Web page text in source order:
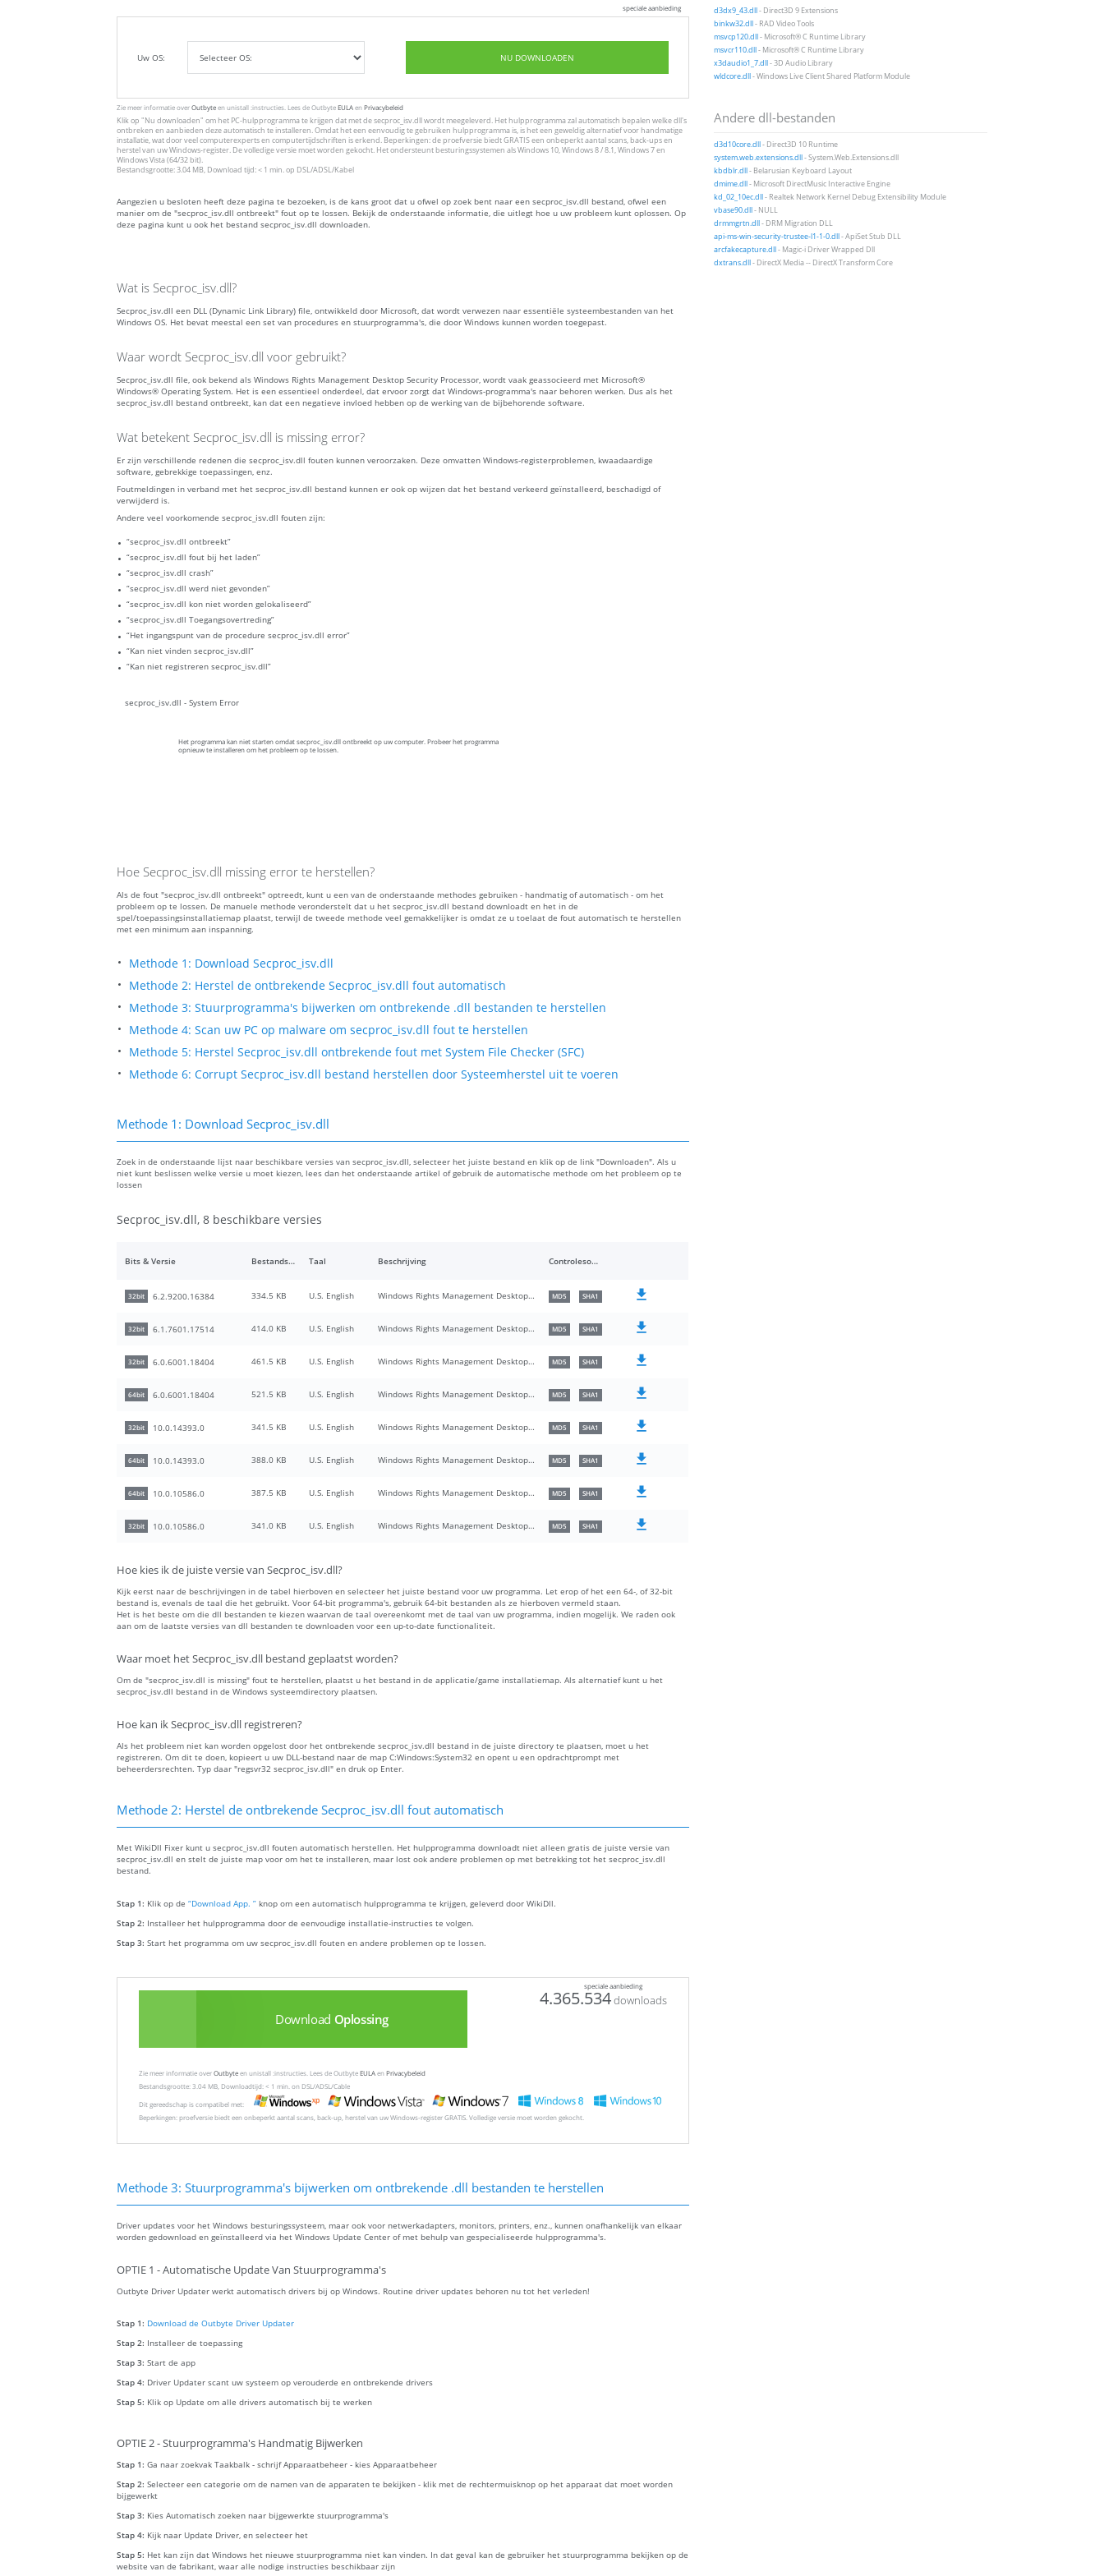
speciale aanbieding
Uw OS: NU DOWNLOADEN
Zie meer informatie overOutbyteen unistall :instructies. Lees de OutbyteEULAenPrivacybeleid
Klik op "Nu downloaden" om het PC-hulpprogramma te krijgen dat met de secproc_isv.dll wordt meegeleverd. Het hulpprogramma zal automatisch bepalen welke dll's
ontbreken en aanbieden deze automatisch te installeren. Omdat het een eenvoudig te gebruiken hulpprogramma is, is het een geweldig alternatief voor handmatige
installatie, wat door veel computerexperts en computertijdschriften is erkend. Beperkingen: de proefversie biedt GRATIS een onbeperkt aantal scans, back-ups en
herstel van uw Windows-register. De volledige versie moet worden gekocht. Het ondersteunt besturingssystemen als Windows 10, Windows 8 / 8.1, Windows 7 en
Windows Vista (64/32 bit).
Bestandsgrootte: 3.04 MB, Download tijd: < 1 min. op DSL/ADSL/Kabel
Aangezien u besloten heeft deze pagina te bezoeken, is de kans groot dat u ofwel op zoek bent naar een secproc_isv.dll bestand, ofwel een
manier om de "secproc_isv.dll ontbreekt" fout op te lossen. Bekijk de onderstaande informatie, die uitlegt hoe u uw probleem kunt oplossen. Op
deze pagina kunt u ook het bestand secproc_isv.dll downloaden.
Wat is Secproc_isv.dll?
Secproc_isv.dll een DLL (Dynamic Link Library) file, ontwikkeld door Microsoft, dat wordt verwezen naar essentiële systeembestanden van het
Windows OS. Het bevat meestal een set van procedures en stuurprogramma's, die door Windows kunnen worden toegepast.
Waar wordt Secproc_isv.dll voor gebruikt?
Secproc_isv.dll file, ook bekend als Windows Rights Management Desktop Security Processor, wordt vaak geassocieerd met Microsoft®
Windows® Operating System. Het is een essentieel onderdeel, dat ervoor zorgt dat Windows-programma's naar behoren werken. Dus als het
secproc_isv.dll bestand ontbreekt, kan dat een negatieve invloed hebben op de werking van de bijbehorende software.
Wat betekent Secproc_isv.dll is missing error?
Er zijn verschillende redenen die secproc_isv.dll fouten kunnen veroorzaken. Deze omvatten Windows-registerproblemen, kwaadaardige
software, gebrekkige toepassingen, enz.
Foutmeldingen in verband met het secproc_isv.dll bestand kunnen er ook op wijzen dat het bestand verkeerd geïnstalleerd, beschadigd of
verwijderd is.
Andere veel voorkomende secproc_isv.dll fouten zijn:
“secproc_isv.dll ontbreekt”
“secproc_isv.dll fout bij het laden”
“secproc_isv.dll crash”
“secproc_isv.dll werd niet gevonden”
“secproc_isv.dll kon niet worden gelokaliseerd”
“secproc_isv.dll Toegangsovertreding”
“Het ingangspunt van de procedure secproc_isv.dll error”
“Kan niet vinden secproc_isv.dll”
“Kan niet registreren secproc_isv.dll”
secproc_isv.dll - System Error
Het programma kan niet starten omdat secproc_isv.dll ontbreekt op uw computer. Probeer het programma
opnieuw te installeren om het probleem op te lossen.
Hoe Secproc_isv.dll missing error te herstellen?
Als de fout "secproc_isv.dll ontbreekt" optreedt, kunt u een van de onderstaande methodes gebruiken - handmatig of automatisch - om het
probleem op te lossen. De manuele methode veronderstelt dat u het secproc_isv.dll bestand downloadt en het in de
spel/toepassingsinstallatiemap plaatst, terwijl de tweede methode veel gemakkelijker is omdat ze u toelaat de fout automatisch te herstellen
met een minimum aan inspanning.
Methode 1: Download Secproc_isv.dll
Methode 2: Herstel de ontbrekende Secproc_isv.dll fout automatisch
Methode 3: Stuurprogramma's bijwerken om ontbrekende .dll bestanden te herstellen
Methode 4: Scan uw PC op malware om secproc_isv.dll fout te herstellen
Methode 5: Herstel Secproc_isv.dll ontbrekende fout met System File Checker (SFC)
Methode 6: Corrupt Secproc_isv.dll bestand herstellen door Systeemherstel uit te voeren
Methode 1: Download Secproc_isv.dll
Zoek in de onderstaande lijst naar beschikbare versies van secproc_isv.dll, selecteer het juiste bestand en klik op de link "Downloaden". Als u
niet kunt beslissen welke versie u moet kiezen, lees dan het onderstaande artikel of gebruik de automatische methode om het probleem op te
lossen
Secproc_isv.dll, 8 beschikbare versies
Bits & Versie Bestandsgrootte Taal Beschrijving Controlesommen
32bit 6.2.9200.16384 334.5 KB U.S. English Windows Rights Management Desktop Security Processor MD5 SHA1
32bit 6.1.7601.17514 414.0 KB U.S. English Windows Rights Management Desktop Security Processor MD5 SHA1
32bit 6.0.6001.18404 461.5 KB U.S. English Windows Rights Management Desktop Security Processor MD5 SHA1
64bit 6.0.6001.18404 521.5 KB U.S. English Windows Rights Management Desktop Security Processor MD5 SHA1
32bit 10.0.14393.0 341.5 KB U.S. English Windows Rights Management Desktop Security Processor MD5 SHA1
64bit 10.0.14393.0 388.0 KB U.S. English Windows Rights Management Desktop Security Processor MD5 SHA1
64bit 10.0.10586.0 387.5 KB U.S. English Windows Rights Management Desktop Security Processor MD5 SHA1
32bit 10.0.10586.0 341.0 KB U.S. English Windows Rights Management Desktop Security Processor MD5 SHA1
Hoe kies ik de juiste versie van Secproc_isv.dll?
Kijk eerst naar de beschrijvingen in de tabel hierboven en selecteer het juiste bestand voor uw programma. Let erop of het een 64-, of 32-bit
bestand is, evenals de taal die het gebruikt. Voor 64-bit programma's, gebruik 64-bit bestanden als ze hierboven vermeld staan.
Het is het beste om die dll bestanden te kiezen waarvan de taal overeenkomt met de taal van uw programma, indien mogelijk. We raden ook
aan om de laatste versies van dll bestanden te downloaden voor een up-to-date functionaliteit.
Waar moet het Secproc_isv.dll bestand geplaatst worden?
Om de "secproc_isv.dll is missing" fout te herstellen, plaatst u het bestand in de applicatie/game installatiemap. Als alternatief kunt u het
secproc_isv.dll bestand in de Windows systeemdirectory plaatsen.
Hoe kan ik Secproc_isv.dll registreren?
Als het probleem niet kan worden opgelost door het ontbrekende secproc_isv.dll bestand in de juiste directory te plaatsen, moet u het
registreren. Om dit te doen, kopieert u uw DLL-bestand naar de map C:Windows:System32 en opent u een opdrachtprompt met
beheerdersrechten. Typ daar "regsvr32 secproc_isv.dll" en druk op Enter.
Methode 2: Herstel de ontbrekende Secproc_isv.dll fout automatisch
Met WikiDll Fixer kunt u secproc_isv.dll fouten automatisch herstellen. Het hulpprogramma downloadt niet alleen gratis de juiste versie van
secproc_isv.dll en stelt de juiste map voor om het te installeren, maar lost ook andere problemen op met betrekking tot het secproc_isv.dll
bestand.
Stap 1: Klik op de “Download App. ” knop om een automatisch hulpprogramma te krijgen, geleverd door WikiDll.
Stap 2: Installeer het hulpprogramma door de eenvoudige installatie-instructies te volgen.
Stap 3: Start het programma om uw secproc_isv.dll fouten en andere problemen op te lossen.
speciale aanbieding
Download Oplossing
4.365.534downloads
Zie meer informatie overOutbyteen unistall :instructies. Lees de OutbyteEULAenPrivacybeleid
Bestandsgrootte: 3.04 MB, Downloadtijd: < 1 min. on DSL/ADSL/Cable
Dit gereedschap is compatibel met:
Beperkingen: proefversie biedt een onbeperkt aantal scans, back-up, herstel van uw Windows-register GRATIS. Volledige versie moet worden gekocht.
Methode 3: Stuurprogramma's bijwerken om ontbrekende .dll bestanden te herstellen
Driver updates voor het Windows besturingssysteem, maar ook voor netwerkadapters, monitors, printers, enz., kunnen onafhankelijk van elkaar
worden gedownload en geïnstalleerd via het Windows Update Center of met behulp van gespecialiseerde hulpprogramma's.
OPTIE 1 - Automatische Update Van Stuurprogramma's
Outbyte Driver Updater werkt automatisch drivers bij op Windows. Routine driver updates behoren nu tot het verleden!
Stap 1: Download de Outbyte Driver Updater
Stap 2: Installeer de toepassing
Stap 3: Start de app
Stap 4: Driver Updater scant uw systeem op verouderde en ontbrekende drivers
Stap 5: Klik op Update om alle drivers automatisch bij te werken
OPTIE 2 - Stuurprogramma's Handmatig Bijwerken
Stap 1: Ga naar zoekvak Taakbalk - schrijf Apparaatbeheer - kies Apparaatbeheer
Stap 2: Selecteer een categorie om de namen van de apparaten te bekijken - klik met de rechtermuisknop op het apparaat dat moet worden
bijgewerkt
Stap 3: Kies Automatisch zoeken naar bijgewerkte stuurprogramma's
Stap 4: Kijk naar Update Driver, en selecteer het
Stap 5: Het kan zijn dat Windows het nieuwe stuurprogramma niet kan vinden. In dat geval kan de gebruiker het stuurprogramma bekijken op de
website van de fabrikant, waar alle nodige instructies beschikbaar zijn
d3dx9_43.dll- Direct3D 9 Extensions
binkw32.dll- RAD Video Tools
msvcp120.dll- Microsoft® C Runtime Library
msvcr110.dll- Microsoft® C Runtime Library
x3daudio1_7.dll- 3D Audio Library
wldcore.dll- Windows Live Client Shared Platform Module
Andere dll-bestanden
d3d10core.dll- Direct3D 10 Runtime
system.web.extensions.dll- System.Web.Extensions.dll
kbdblr.dll- Belarusian Keyboard Layout
dmime.dll- Microsoft DirectMusic Interactive Engine
kd_02_10ec.dll- Realtek Network Kernel Debug Extensibility Module
vbase90.dll- NULL
drmmgrtn.dll- DRM Migration DLL
api-ms-win-security-trustee-l1-1-0.dll- ApiSet Stub DLL
arcfakecapture.dll- Magic-i Driver Wrapped Dll
dxtrans.dll- DirectX Media -- DirectX Transform Core